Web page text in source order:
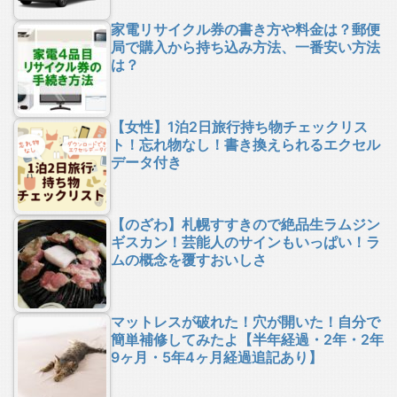
家電リサイクル券の書き方や料金は？郵便
局で購入から持ち込み方法、一番安い方法
は？
【女性】1泊2日旅行持ち物チェックリス
ト！忘れ物なし！書き換えられるエクセル
データ付き
【のざわ】札幌すすきので絶品生ラムジン
ギスカン！芸能人のサインもいっぱい！ラ
ムの概念を覆すおいしさ
マットレスが破れた！穴が開いた！自分で
簡単補修してみたよ【半年経過・2年・2年
9ヶ月・5年4ヶ月経過追記あり】